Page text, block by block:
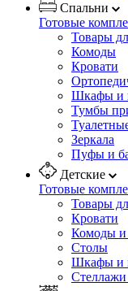
Спальни
Готовые
Товары
Комоды
Кровати
Шкафы и
Тумбы
Зеркала
Пуфы и
Детские
Готовые
Товары
Кровати
Комоды
Столы
Шкафы и